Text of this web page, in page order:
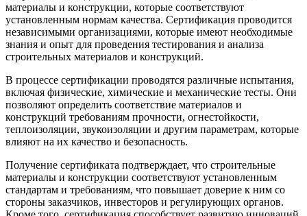
материалы и конструкции, которые соответствуют
установленным нормам качества. Сертификация проводится
независимыми организациями, которые имеют необходимые
знания и опыт для проведения тестирования и анализа
строительных материалов и конструкций.
В процессе сертификации проводятся различные испытания,
включая физические, химические и механические тесты. Они
позволяют определить соответствие материалов и
конструкций требованиям прочности, огнестойкости,
теплоизоляции, звукоизоляции и другим параметрам, которые
влияют на их качество и безопасность.
Получение сертификата подтверждает, что строительные
материалы и конструкции соответствуют установленным
стандартам и требованиям, что повышает доверие к ним со
стороны заказчиков, инвесторов и регулирующих органов.